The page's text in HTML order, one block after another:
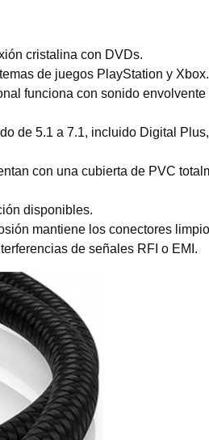
cristalina con DVDs.
de juegos PlayStation y Xbox.
funciona con sonido envolvente
de 5.1 a 7.1, incluido Digital Plus,
con una cubierta de PVC
disponibles.
mantiene los conectores
de señales RFI o EMI.